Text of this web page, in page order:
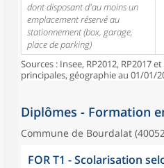
dont disposant d'au moins un
emplacement réservé au
stationnement (box, garage,
place de parking)
Sources : Insee, RP2012, RP2017
principales, géographie au 01/01/
Diplômes - Formation
Commune de Bourdalat
FOR T1 - Scolarisation